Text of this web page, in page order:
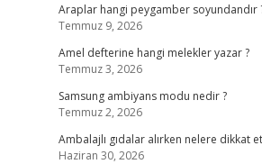
Araplar hangi peygamber soyundandır
Temmuz 9, 2026
Amel defterine hangi melekler yazar ?
Temmuz 3, 2026
Samsung ambiyans modu nedir ?
Temmuz 2, 2026
Ambalajlı gıdalar alırken nelere dikkat
Haziran 30, 2026